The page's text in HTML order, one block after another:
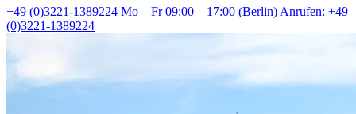
+49 (0)3221-1389224 Mo – Fr 09:00 – 17:00 (Berlin)Anrufen: +49
(0)3221-1389224